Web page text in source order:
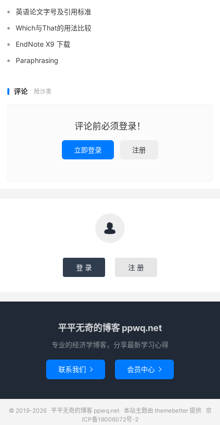
英语论文字号及引用标准
Which与That的用法比较
EndNote X9 下载
Paraphrasing
评论 抢沙发
评论前必须登录！
立即登录 注册

登 录 注 册
平平无奇的博客 ppwq.net
专业的经济学博客，分享最新学习心得
联系我们  会员中心 
© 2019-2026 平平无奇的博客 ppwq.net本站主题由 themebetter提供 京
ICP备19006072号-2